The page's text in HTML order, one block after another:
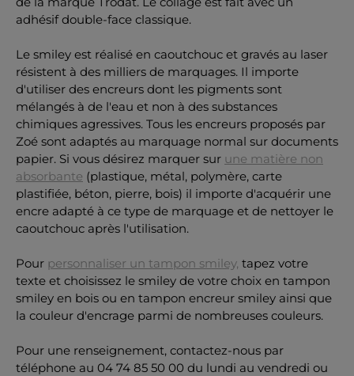
adhésif double-face classique.
Le smiley est réalisé en caoutchouc et gravés au laser
résistent à des milliers de marquages. Il importe
d'utiliser des encreurs dont les pigments sont
mélangés à de l'eau et non à des substances
chimiques agressives. Tous les encreurs proposés par
Zoé sont adaptés au marquage normal sur documents
papier. Si vous désirez marquer sur une matière non
absorbante (plastique, métal, polymère, carte
plastifiée, béton, pierre, bois) il importe d'acquérir une
encre adapté à ce type de marquage et de nettoyer le
caoutchouc après l'utilisation.
Pour personnaliser un tampon smiley, tapez votre
texte et choisissez le smiley de votre choix en tampon
smiley en bois ou en tampon encreur smiley ainsi que
la couleur d'encrage parmi de nombreuses couleurs.
Pour une renseignement, contactez-nous par
téléphone au 04 74 85 50 00 du lundi au vendredi ou